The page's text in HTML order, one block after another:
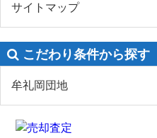
サイトマップ
こだわり条件から探す
牟礼岡団地